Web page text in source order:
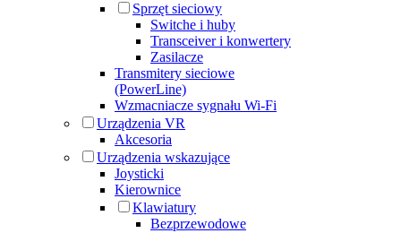
Sprzęt sieciowy
Switche i huby
Transceiver i konwertery
Zasilacze
Transmitery sieciowe
(PowerLine)
Wzmacniacze sygnału Wi-Fi
Urządzenia VR
Akcesoria
Urządzenia wskazujące
Joysticki
Kierownice
Klawiatury
Bezprzewodowe